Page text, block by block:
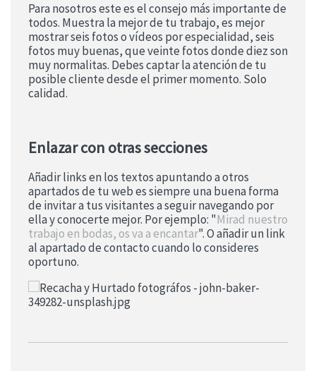
Para nosotros este es el consejo más importante de
todos. Muestra la mejor de tu trabajo, es mejor
mostrar seis fotos o vídeos por especialidad, seis
fotos muy buenas, que veinte fotos donde diez son
muy normalitas. Debes captar la atención de tu
posible cliente desde el primer momento. Solo
calidad.
Enlazar con otras secciones
Añadir links en los textos apuntando a otros
apartados de tu web es siempre una buena forma
de invitar a tus visitantes a seguir navegando por
ella y conocerte mejor. Por ejemplo: "Mirad nuestro
trabajo en bodas, os va a encantar". O añadir un link
al apartado de contacto cuando lo consideres
oportuno.